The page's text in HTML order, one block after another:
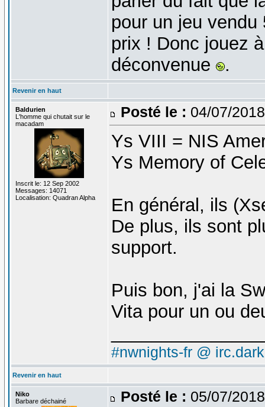
pour un jeu
prix ! Donc jouez
déconvenue
.
Revenir en haut
Baldurien
L'homme qui chutait sur le
macadam
Inscrit le: 12 Sep 2002
Messages: 14071
Localisation: Quadran Alpha
Posté le : 04/07/
Ys VIII = NIS
Ys Memory of
En général, ils
De plus, ils sont
support.
Puis bon, j'ai la
Vita pour un ou
#nwnights-fr @
Revenir en haut
Niko
Barbare déchainé
Posté le : 05/07/